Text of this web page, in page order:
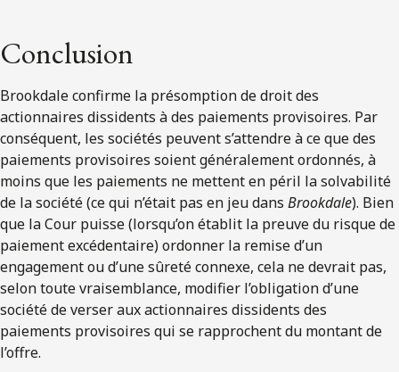
Conclusion
Brookdale confirme la présomption de droit des
actionnaires dissidents à des paiements provisoires. Par
conséquent, les sociétés peuvent s’attendre à ce que des
paiements provisoires soient généralement ordonnés, à
moins que les paiements ne mettent en péril la solvabilité
de la société (ce qui n’était pas en jeu dans Brookdale). Bien
que la Cour puisse (lorsqu’on établit la preuve du risque de
paiement excédentaire) ordonner la remise d’un
engagement ou d’une sûreté connexe, cela ne devrait pas,
selon toute vraisemblance, modifier l’obligation d’une
société de verser aux actionnaires dissidents des
paiements provisoires qui se rapprochent du montant de
l’offre.